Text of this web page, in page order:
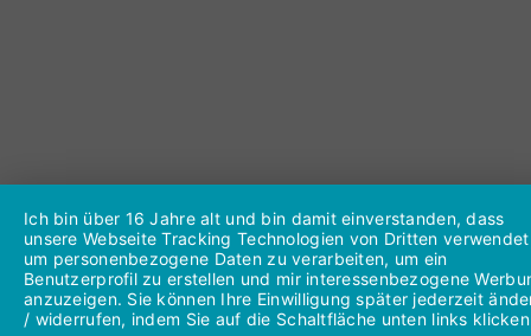
Ich bin über 16 Jahre alt und bin damit einverstanden, dass
unsere Webseite Tracking Technologien von Dritten
um personenbezogene Daten zu verarbeiten, um ein
Benutzerprofil zu erstellen und mir interessenbezogene
anzuzeigen. Sie können Ihre Einwilligung später jederzeit
/ widerrufen, indem Sie auf die Schaltfläche unten links